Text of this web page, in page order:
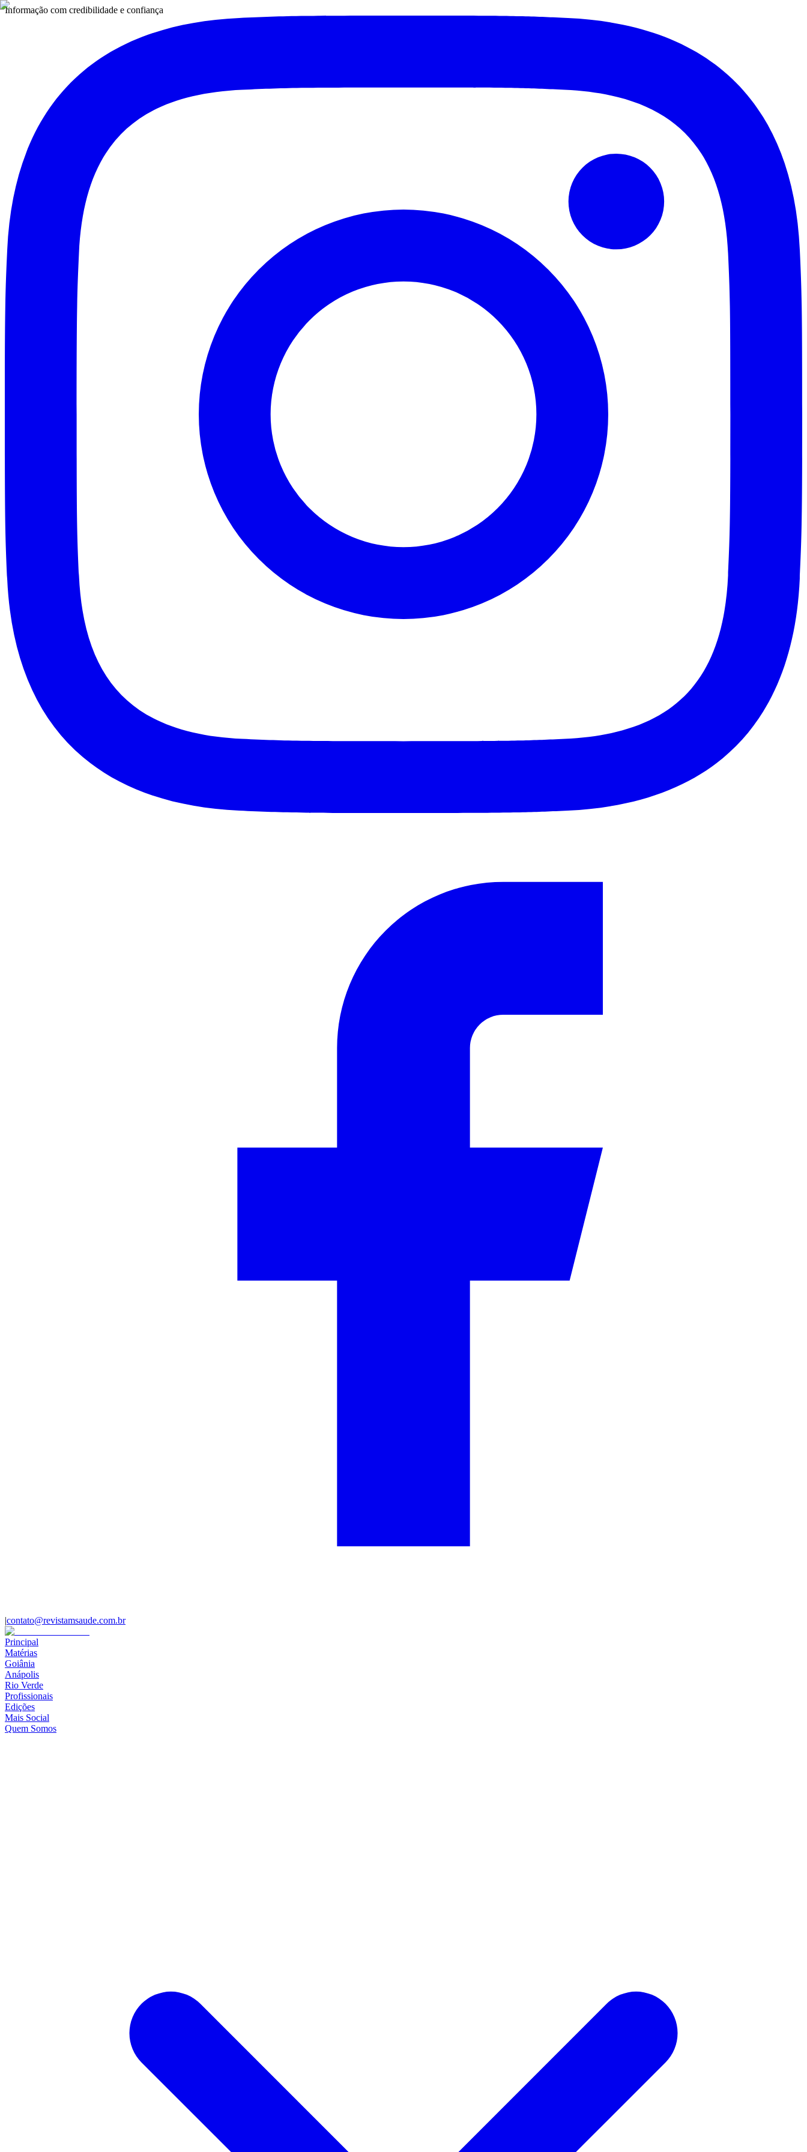
Informação com credibilidade e confiança
|contato@revistamsaude.com.br
Principal
Matérias
Goiânia
Anápolis
Rio Verde
Profissionais
Edições
Mais Social
Quem Somos